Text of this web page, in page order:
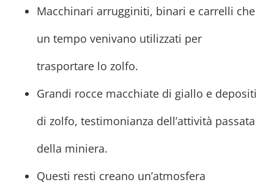
Macchinari arrugginiti, binari e carrelli che
un tempo venivano utilizzati per
trasportare lo zolfo.
Grandi rocce macchiate di giallo e depositi
di zolfo, testimonianza dell’attività passata
della miniera.
Questi resti creano un’atmosfera